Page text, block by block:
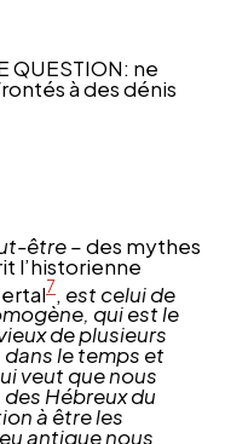
QUESTION: ne
à des dénis
être –des mythes
l’historienne
7 est celui de
qui est le
de plusieurs
le temps et
veut que nous
Hébreux du
à être les
antique nous